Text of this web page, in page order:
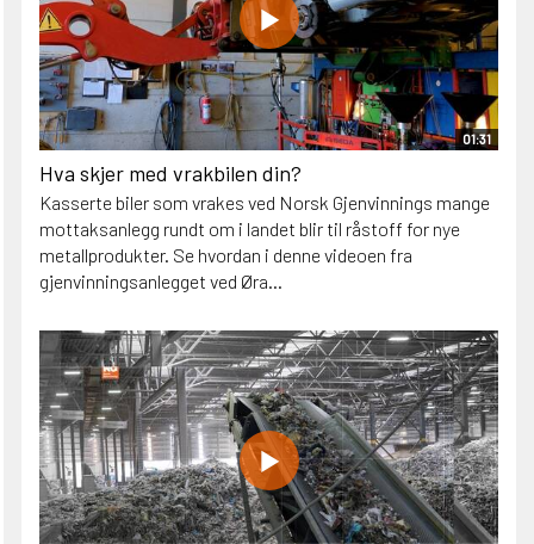
01:31
Hva skjer med vrakbilen din?
Kasserte biler som vrakes ved Norsk Gjenvinnings mange
mottaksanlegg rundt om i landet blir til råstoff for nye
metallprodukter. Se hvordan i denne videoen fra
gjenvinningsanlegget ved Øra...